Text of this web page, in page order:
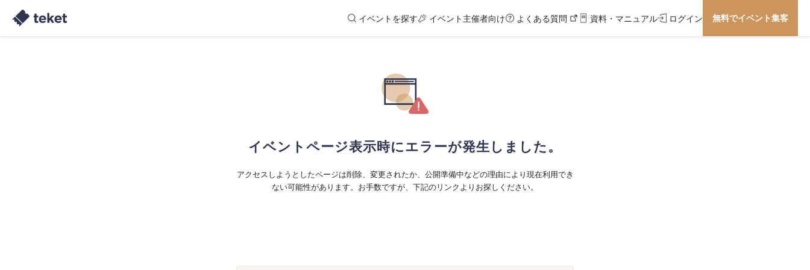
イベントを探す イベント主催者向け よくある質問 資料・マニュアル ログイン 無料でイベント集客
イベントページ表示時にエラーが発生しました。
アクセスしようとしたページは削除、変更されたか、公開準備中などの理由により現在利用でき
ない可能性があります。お手数ですが、下記のリンクよりお探しください。